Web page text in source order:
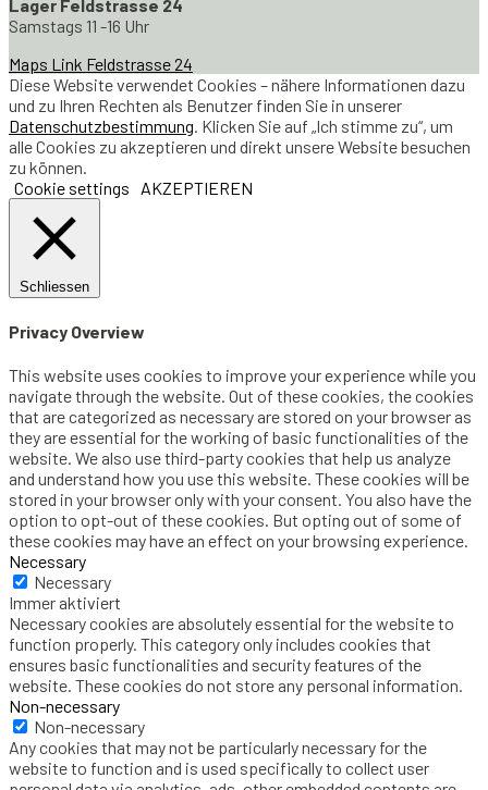
Lager Feldstrasse 24
Samstags 11 -16 Uhr
Maps Link Feldstrasse 24
Diese Website verwendet Cookies – nähere Informationen dazu
und zu Ihren Rechten als Benutzer finden Sie in unserer
Datenschutzbestimmung. Klicken Sie auf „Ich stimme zu“, um
alle Cookies zu akzeptieren und direkt unsere Website besuchen
zu können.
Cookie settings
AKZEPTIEREN
Schliessen
Privacy Overview
This website uses cookies to improve your experience while you
navigate through the website. Out of these cookies, the cookies
that are categorized as necessary are stored on your browser as
they are essential for the working of basic functionalities of the
website. We also use third-party cookies that help us analyze
and understand how you use this website. These cookies will be
stored in your browser only with your consent. You also have the
option to opt-out of these cookies. But opting out of some of
these cookies may have an effect on your browsing experience.
Necessary
Necessary
Immer aktiviert
Necessary cookies are absolutely essential for the website to
function properly. This category only includes cookies that
ensures basic functionalities and security features of the
website. These cookies do not store any personal information.
Non-necessary
Non-necessary
Any cookies that may not be particularly necessary for the
website to function and is used specifically to collect user